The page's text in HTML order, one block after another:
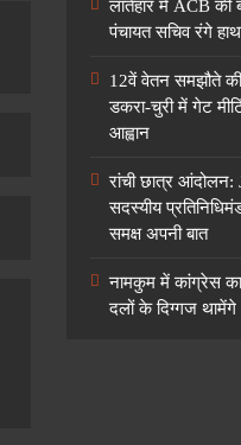
लातेहार में ACB की
पंचायत सचिव रंगे
12वें वेतन समझौते
डकरा-चुरी में गेट
आह्वान
रांची छात्र आंदोलन:
सदस्यीय
समक्ष अपनी बात
नामकुम में कांग्रेस
दलों के दिग्गज थामेंगे